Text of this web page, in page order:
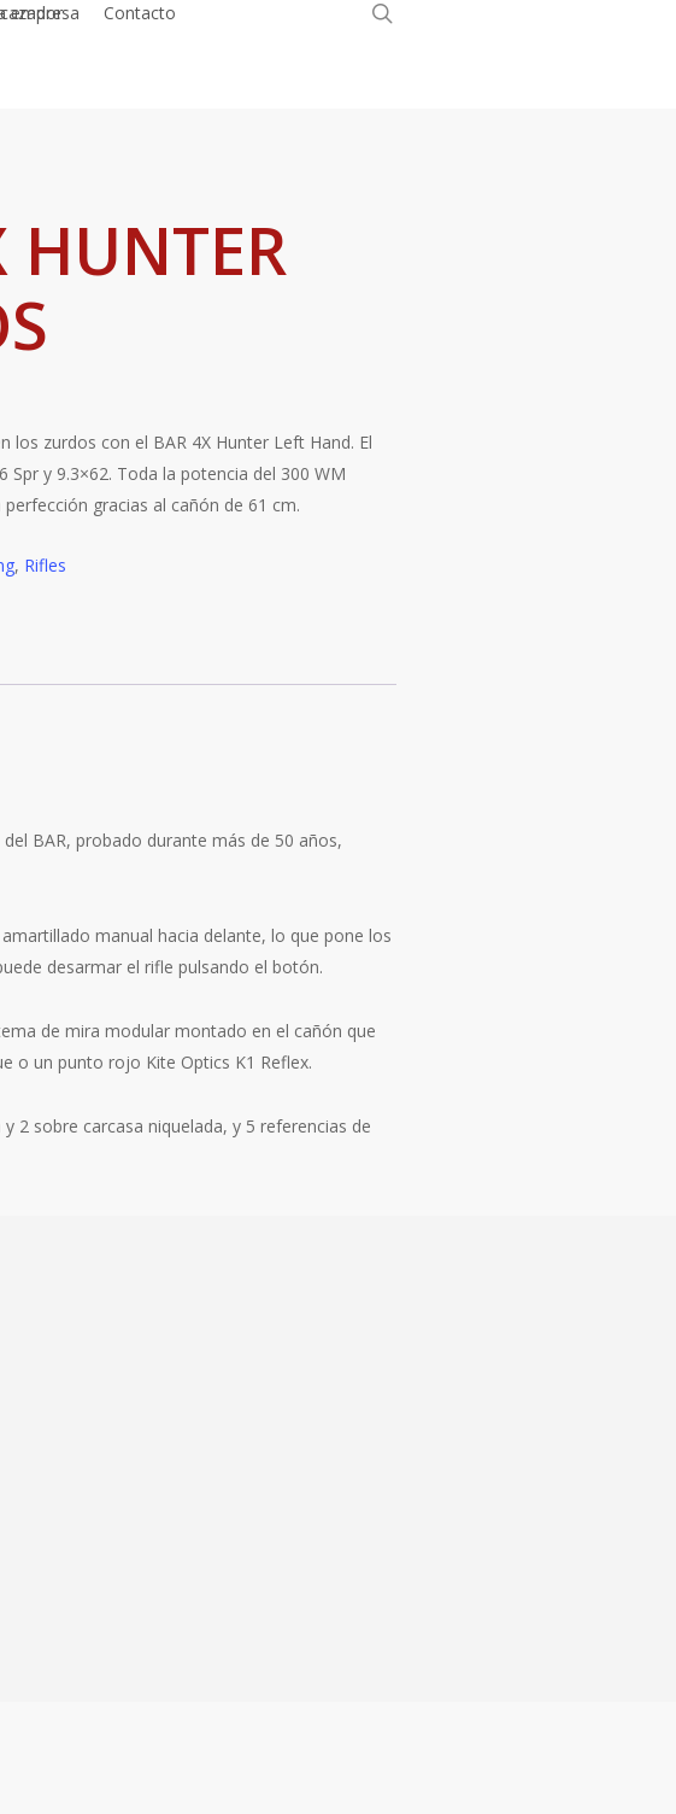
empresa Contacto
HUNTER
los zurdos con el BAR 4X Hunter Left Hand. El
Spr y 9.3×62. Toda la potencia del 300 WM
gracias al cañón de 61 cm.
, Rifles
BAR, probado durante más de 50 años,
manual hacia delante, lo que pone los
desarmar el rifle pulsando el botón.
de mira modular montado en el cañón que
o un punto rojo Kite Optics K1 Reflex.
2 sobre carcasa niquelada, y 5 referencias de